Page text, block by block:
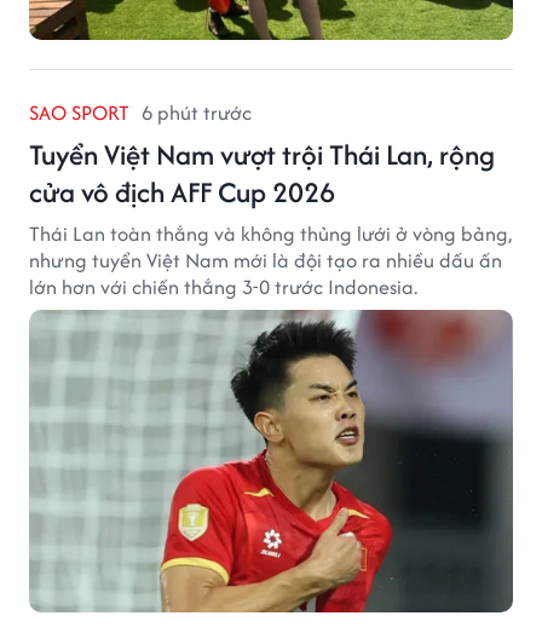
SAO SPORT 6 phút trước
Tuyển Việt Nam vượt trội Thái Lan, rộng
cửa vô địch AFF Cup 2026
Thái Lan toàn thắng và không thủng lưới ở vòng bảng,
nhưng tuyển Việt Nam mới là đội tạo ra nhiều dấu ấn
lớn hơn với chiến thắng 3-0 trước Indonesia.